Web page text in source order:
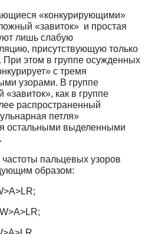
«конкурирующими»
«завиток» и простая
лишь слабую
присутствующую только
При этом в группе осужденных
с тремя
узорами. В группе
как в группе
распространенный
петля»
остальными выделенными
пальцевых узоров
образом: